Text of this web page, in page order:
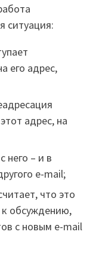
ситуация:
его адрес,
адрес, на
него – и в
e-mail;
что это
обсуждению,
с новым e-mail